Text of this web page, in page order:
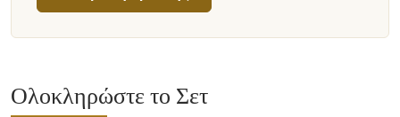
Ολοκληρώστε το Σετ